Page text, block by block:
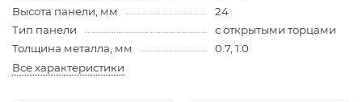
Высота панели, мм
24
Тип панели
с открытыми торцами
Толщина металла, мм
0.7, 1.0
Все характеристики